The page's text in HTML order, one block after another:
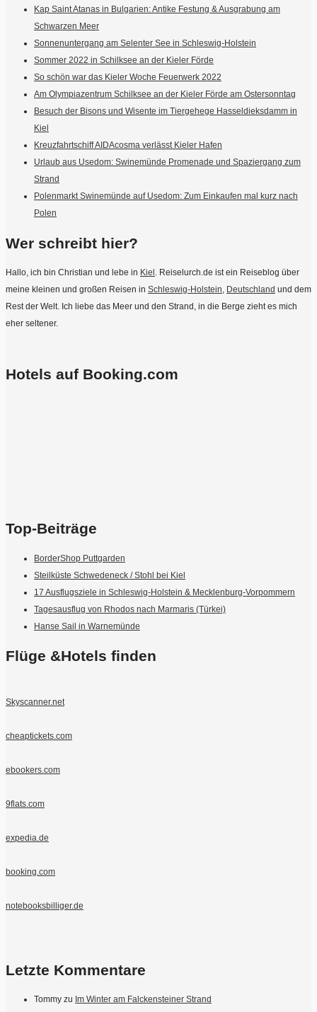
Kap Saint Atanas in Bulgarien: Antike Festung & Ausgrabung am
Schwarzen Meer
Sonnenuntergang am Selenter See in Schleswig-Holstein
Sommer 2022 in Schilksee an der Kieler Förde
So schön war das Kieler Woche Feuerwerk 2022
Am Olympiazentrum Schilksee an der Kieler Förde am Ostersonntag
Besuch der Bisons und Wisente im Tiergehege Hasseldieksdamm in
Kiel
Kreuzfahrtschiff AIDAcosma verlässt Kieler Hafen
Urlaub aus Usedom: Swinemünde Promenade und Spaziergang zum
Strand
Polenmarkt Swinemünde auf Usedom: Zum Einkaufen mal kurz nach
Polen
Wer schreibt hier?
Hallo, ich bin Christian und lebe in Kiel . Reiselurch.de ist ein Reiseblog über
meine kleinen und großen Reisen in Schleswig-Holstein, Deutschland und dem
Rest der Welt. Ich liebe das Meer und den Strand, in die Berge zieht es mich
eher seltener.
Hotels auf Booking.com
Top-Beiträge
BorderShop Puttgarden
Steilküste Schwedeneck / Stohl bei Kiel
17 Ausflugsziele in Schleswig-Holstein & Mecklenburg-Vorpommern
Tagesausflug von Rhodos nach Marmaris (Türkei)
Hanse Sail in Warnemünde
Flüge &Hotels finden
Skyscanner.net
cheaptickets.com
ebookers.com
9flats.com
expedia.de
booking.com
notebooksbilliger.de
Letzte Kommentare
Tommy zu Im Winter am Falckensteiner Strand